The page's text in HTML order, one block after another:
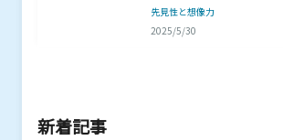
先見性と想像力
2025/5/30
新着記事